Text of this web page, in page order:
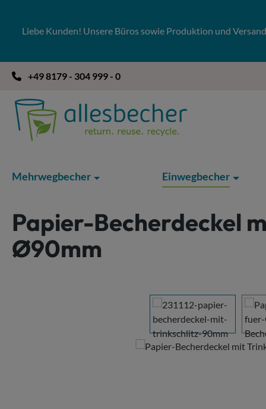
Liebe Kunden! Unsere Büros sowie Produktion und
+49 8179 - 304 999 - 0
Mehrwegbecher Einwegbecher
Papier-Becherdeckel
Ø90mm